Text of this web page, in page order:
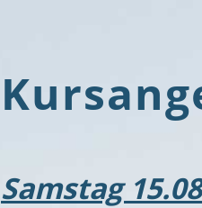
Samstag